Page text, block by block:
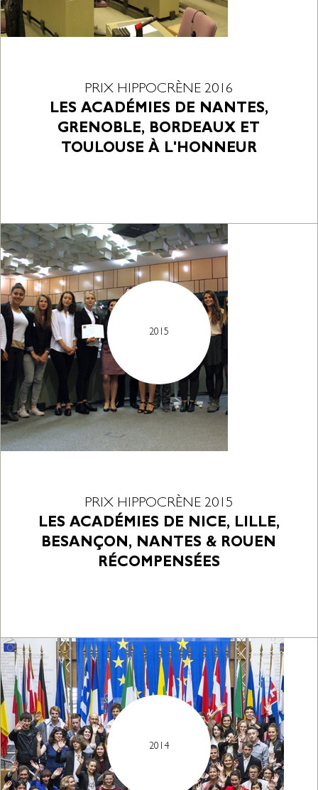
PRIX HIPPOCRÈNE 2016
LES ACADÉMIES DE NANTES,
GRENOBLE, BORDEAUX ET
TOULOUSE À L'HONNEUR
2015
PRIX HIPPOCRÈNE 2015
LES ACADÉMIES DE NICE, LILLE,
BESANÇON, NANTES & ROUEN
RÉCOMPENSÉES
2014